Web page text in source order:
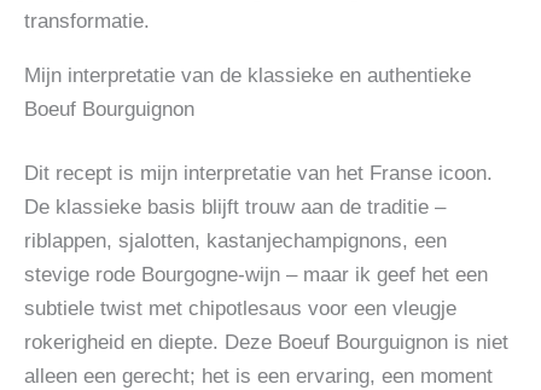
transformatie.
Mijn interpretatie van de klassieke en authentieke
Boeuf Bourguignon
Dit recept is mijn interpretatie van het Franse icoon.
De klassieke basis blijft trouw aan de traditie –
riblappen, sjalotten, kastanjechampignons, een
stevige rode Bourgogne-wijn – maar ik geef het een
subtiele twist met chipotlesaus voor een vleugje
rokerigheid en diepte. Deze Boeuf Bourguignon is niet
alleen een gerecht; het is een ervaring, een moment